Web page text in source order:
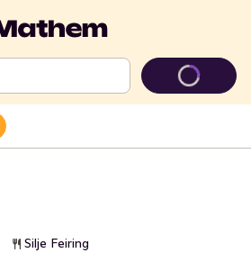
Silje Feiring